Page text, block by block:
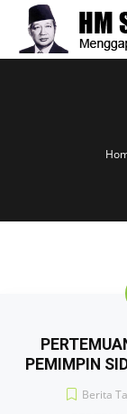
PEMIMPIN
Berita